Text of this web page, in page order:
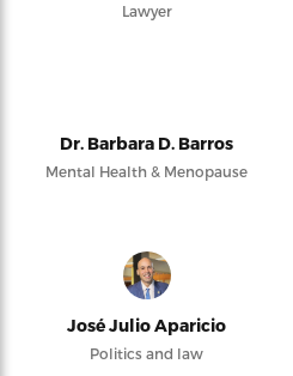
Lawyer
Dr. Barbara D. Barros
Mental Health & Menopause
José Julio Aparicio
Politics and law